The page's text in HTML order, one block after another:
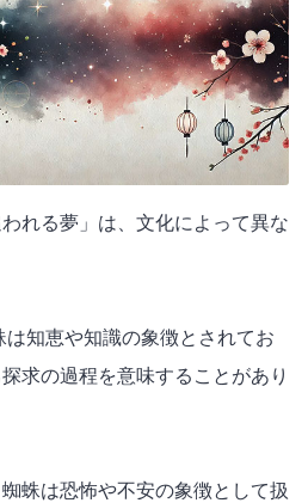
れる夢」は、文化によって異な
知恵や知識の象徴とされてお
求の過程を意味することがあり
蛛は恐怖や不安の象徴として扱